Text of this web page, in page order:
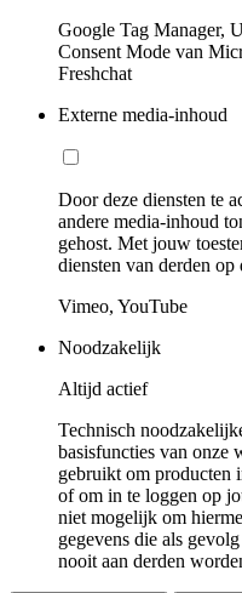
Google Tag Manager,
Consent Mode van
Freshchat
Externe media-inhoud
Door deze diensten te
andere media-inhoud
gehost. Met jouw
diensten van derden op
Vimeo, YouTube
Noodzakelijk
Altijd actief
Technisch
basisfuncties van onze
gebruikt om producten
of om in te loggen op
niet mogelijk om
gegevens die als
nooit aan derden